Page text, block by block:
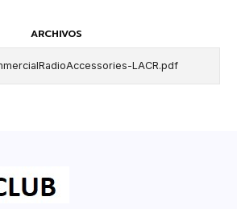
ARCHIVOS
LACR.pdf